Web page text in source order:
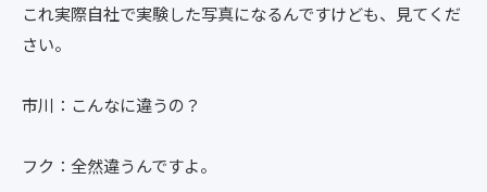
これ実際自社で実験した写真になるんですけども、見てくだ
さい。
市川：こんなに違うの？
フク：全然違うんですよ。